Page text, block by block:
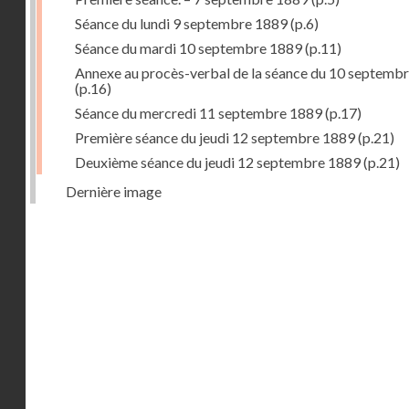
Séance du lundi 9 septembre 1889(p.6)
Séance du mardi 10 septembre 1889(p.11)
Annexe au procès-verbal de la séance du 10
(p.16)
Séance du mercredi 11 septembre 1889(p.17)
Première séance du jeudi 12 septembre 1889(p.21)
Deuxième séance du jeudi 12 septembre 1889(p.21)
Dernière image